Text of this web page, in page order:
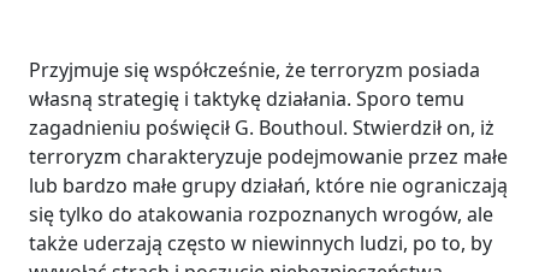
Przyjmuje się współcześnie, że terroryzm posiada
własną strategię i taktykę działania. Sporo temu
zagadnieniu poświęcił G. Bouthoul. Stwierdził on, iż
terroryzm charakteryzuje podejmowanie przez małe
lub bardzo małe grupy działań, które nie ograniczają
się tylko do atakowania rozpoznanych wrogów, ale
także uderzają często w niewinnych ludzi, po to, by